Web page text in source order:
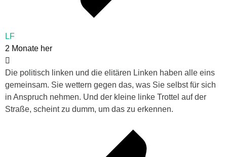
LF
2 Monate her
Die politisch linken und die elitären Linken haben alle eins
gemeinsam. Sie wettern gegen das, was Sie selbst für sich
in Anspruch nehmen. Und der kleine linke Trottel auf der
Straße, scheint zu dumm, um das zu erkennen.